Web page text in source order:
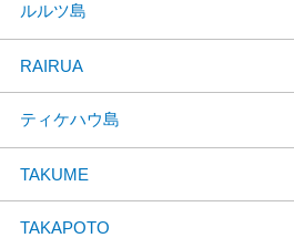
ルルツ島
RAIRUA
ティケハウ島
TAKUME
TAKAPOTO